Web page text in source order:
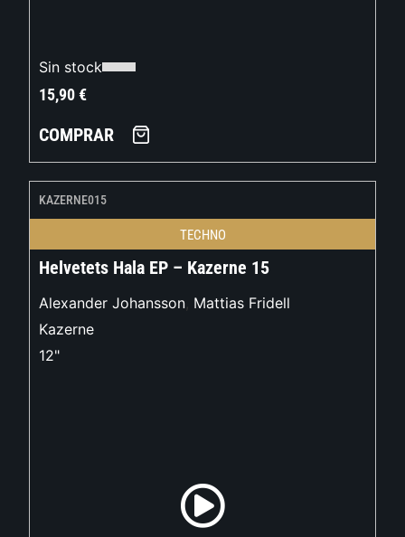
Sin stock
15,90€
COMPRAR
KAZERNE015
TECHNO
Helvetets Hala EP – Kazerne 15
Alexander Johansson, Mattias Fridell
Kazerne
12"